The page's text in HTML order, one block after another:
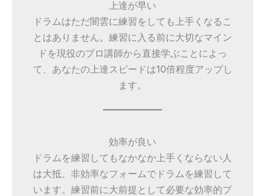
上達が早い
ドラムはただ闇雲に練習をしても上手くなるこ
とはありません。練習に入る前に大切なマイン
ドを現役のプロ講師から直接学ぶことによっ
て、あなたの上達スピードは10倍程度アップし
ます。
効率が良い
ドラムを練習してもなかなか上手くならない人
は大抵、非効率なフォームでドラムを練習して
います。練習前に大前提として必要な効率的プ